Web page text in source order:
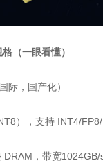
（一眼看懂）
际，国产化）
），支持 INT4/
DRAM，带宽